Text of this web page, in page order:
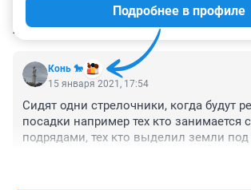
КОММЕНТАРИИ 1
Конь 🐎
Подробнее в профиле
15 января 2021, 17:54
Сидят одни стрелочники, когда будут
посадки например тех кто занимается
подрядами, тех кто выделил земли